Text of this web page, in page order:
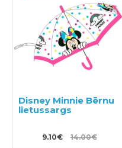
Disney Minnie Bērnu
lietussargs
9.10€ 14.00€